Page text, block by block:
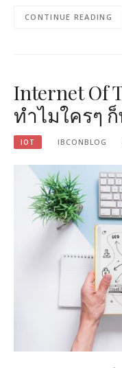
CONTINUE READING
Internet Of
ทำไมใครๆ
IOT IBCONBLOG